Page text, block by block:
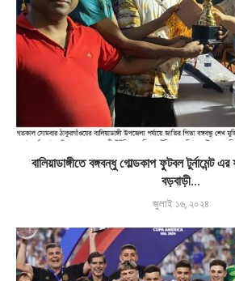
বালিয়াডাঙ্গীতে বঙ্গবন্ধু গোল্ডকাপ ফুটবল টুর্নামেন্ট
বড়বাড়ী...
জুলাই ১৬, ২০২৪